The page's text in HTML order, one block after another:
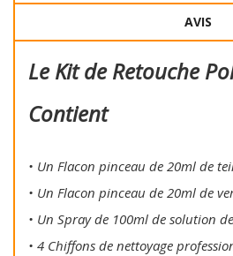
AVIS
Le Kit de Retouche
Contient
• Un Flacon pinceau de 20ml de
• Un Flacon pinceau de 20ml de
• Un Spray de 100ml de solution
• 4 Chiffons de nettoyage